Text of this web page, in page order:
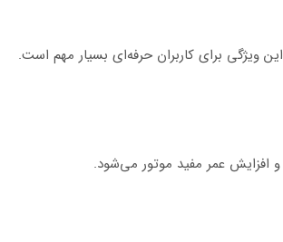
برای کاربران حرفه‌ای بسیار مهم است.
افزایش عمر مفید موتور می‌شود.